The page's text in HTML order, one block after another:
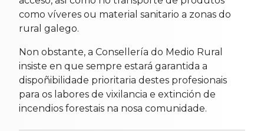
como víveres ou material sanitario a zonas do
rural galego.
Non obstante, a Consellería do Medio Rural
insiste en que sempre estará garantida a
dispoñibilidade prioritaria destes profesionais
para os labores de vixilancia e extinción de
incendios forestais na nosa comunidade.